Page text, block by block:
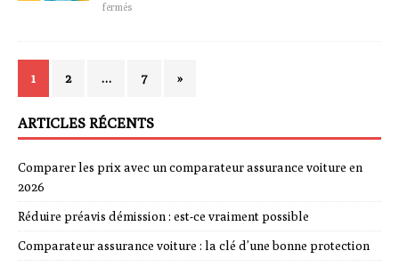
fermés
1 2 … 7 »
ARTICLES RÉCENTS
Comparer les prix avec un comparateur assurance voiture en
2026
Réduire préavis démission : est-ce vraiment possible
Comparateur assurance voiture : la clé d’une bonne protection